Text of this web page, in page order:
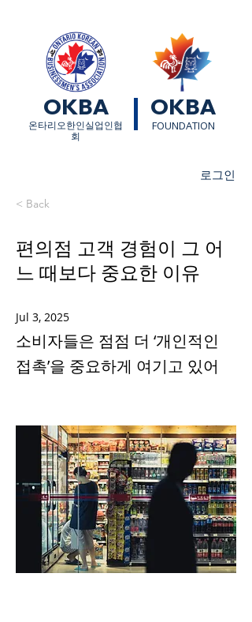
OKBA OKBA
​온타리오한인실업인협
회
FOUNDATION
로그인
< Back
편의점 고객 경험이 그 어
느 때보다 중요한 이유
Jul 3, 2025
소비자들은 점점 더 ‘개인적인
접촉’을 중요하게 여기고 있어